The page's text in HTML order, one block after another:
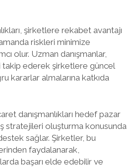
şirketlere rekabet avantajı
riskleri minimize
olur. Uzman danışmanlar,
takip ederek şirketlere güncel
kararlar almalarına katkıda
danışmanlıkları hedef pazar
stratejileri oluşturma konusunda
sağlar. Şirketler, bu
faydalanarak,
başarı elde edebilir ve